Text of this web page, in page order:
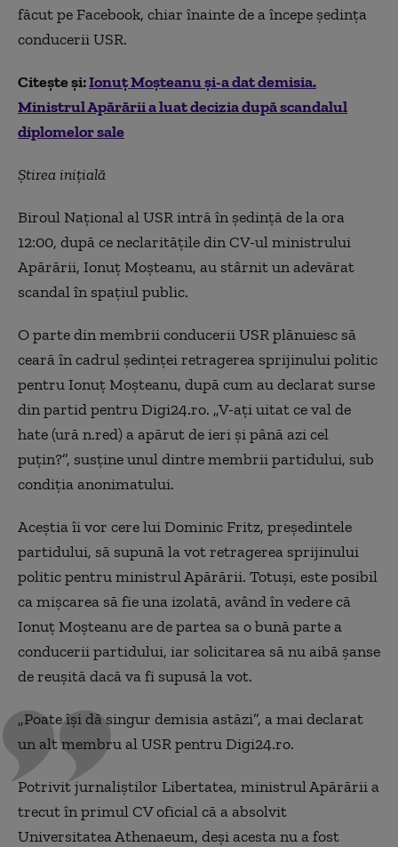
făcut pe Facebook, chiar înainte de a începe ședința
conducerii USR.
Citește și:Ionuț Moșteanu și-a dat demisia.
Ministrul Apărării a luat decizia după scandalul
diplomelor sale
Știrea inițială
Biroul Național al USR intră în ședință de la ora
12:00, după ce neclaritățile din CV-ul ministrului
Apărării, Ionuț Moșteanu, au stârnit un adevărat
scandal în spațiul public.
O parte din membrii conducerii USR plănuiesc să
ceară în cadrul ședinței retragerea sprijinului politic
pentru Ionuț Moșteanu, după cum au declarat surse
din partid pentru Digi24.ro. „V-ați uitat ce val de
hate (ură n.red) a apărut de ieri și până azi cel
puțin?”, susține unul dintre membrii partidului, sub
condiția anonimatului.
Aceștia îi vor cere lui Dominic Fritz, președintele
partidului, să supună la vot retragerea sprijinului
politic pentru ministrul Apărării. Totuși, este posibil
ca mișcarea să fie una izolată, având în vedere că
Ionuț Moșteanu are de partea sa o bună parte a
conducerii partidului, iar solicitarea să nu aibă șanse
de reușită dacă va fi supusă la vot.
„Poate își dă singur demisia astăzi”, a mai declarat
un alt membru al USR pentru Digi24.ro.
Potrivit jurnaliștilor Libertatea, ministrul Apărării a
trecut în primul CV oficial că a absolvit
Universitatea Athenaeum, deși acesta nu a fost